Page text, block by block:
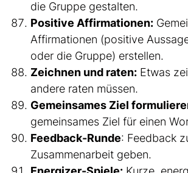
die Gruppe gestalten.
Positive Affirmationen:
Affirmationen (positive
oder die Gruppe) erstellen.
Zeichnen und raten: Etwas
andere raten müssen.
Gemeinsames Ziel
gemeinsames Ziel für einen
Feedback-Runde: Feedback
Zusammenarbeit geben.